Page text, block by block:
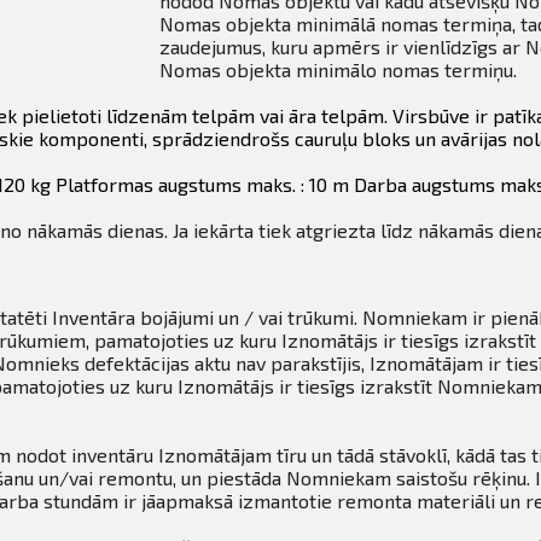
Nomas objekta minimālā nomas termiņa,
zaudejumus, kuru apmērs ir vienlīdzīgs ar
Nomas objekta minimālo nomas termiņu.
pielietoti līdzenām telpām vai āra telpām. Virsbūve ir
komponenti, sprādziendrošs cauruļu bloks un avārijas
kg Platformas augstums maks. : 10 m Darba augstums
nākamās dienas. Ja iekārta tiek atgriezta līdz nākamās
Inventāra bojājumi un / vai trūkumi. Nomniekam ir
pamatojoties uz kuru Iznomātājs ir tiesīgs
defektācijas aktu nav parakstījis, Iznomātājam ir
uz kuru Iznomātājs ir tiesīgs izrakstīt
inventāru Iznomātājam tīru un tādā stāvoklī, kādā tas
un/vai remontu, un piestāda Nomniekam saistošu
stundām ir jāapmaksā izmantotie remonta materiāli un